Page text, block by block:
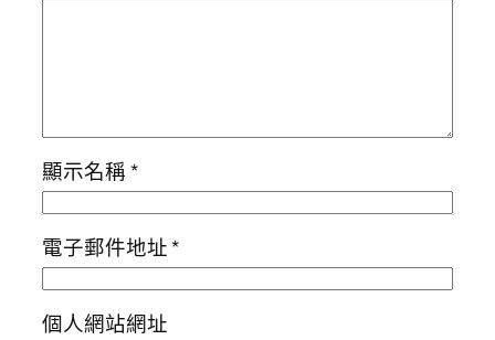
顯示名稱*
電子郵件地址*
個人網站網址